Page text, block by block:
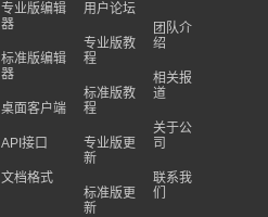
专业版编辑
器
标准版编辑
器
桌面客户端
API接口
文档格式
用户论坛
专业版教
程
标准版教
程
专业版更
新
标准版更
新
团队介
绍
相关报
道
关于公
司
联系我
们